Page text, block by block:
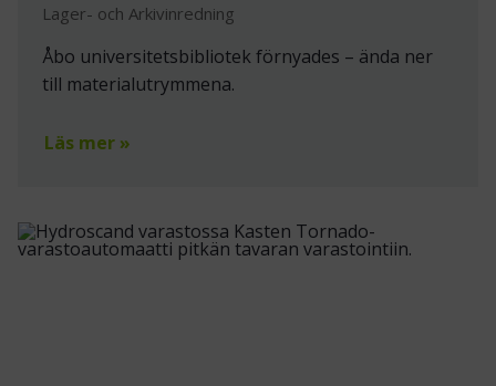
Lager- och Arkivinredning
Åbo universitetsbibliotek förnyades – ända ner
till materialutrymmena.
Läs mer »